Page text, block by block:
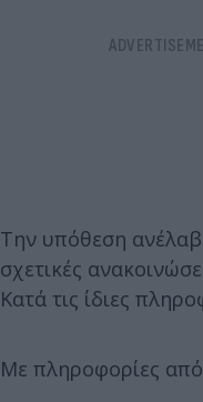
Την υπόθεση
σχετικές
Κατά τις ίδιες
Με πληροφορίες